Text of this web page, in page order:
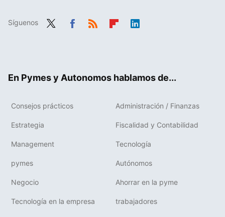
Síguenos
En Pymes y Autonomos hablamos de...
Consejos prácticos Administración / Finanzas
Estrategia Fiscalidad y Contabilidad
Management Tecnología
pymes Autónomos
Negocio Ahorrar en la pyme
Tecnología en la empresa trabajadores